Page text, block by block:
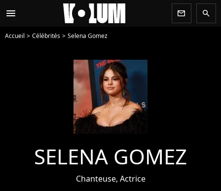
menu newsletter search
Accueil Célébrités Selena Gomez
SELENA GOMEZ
Chanteuse, Actrice